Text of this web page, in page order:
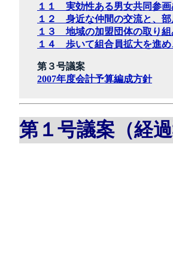
１１ 実効性ある男女共同参画
１２ 身近な仲間の交流と、
１３ 地域の加盟団体の取り組
１４ 歩いて組合員拡大を進め
第３号議案
2007年度会計予算編成方針
第１号議案（経